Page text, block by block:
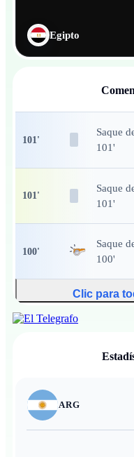
Egipto
101'
Saque
101'
101'
Saque
101'
100'
Saque
100'
Clic para
ARG